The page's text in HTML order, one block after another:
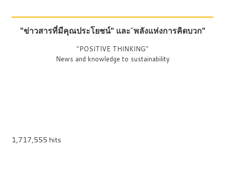
"ข่าวสารที่มีคุณประโยชน์" และ"พลังแห่งการคิดบวก"
"POSITIVE THINKING"
News and knowledge to sustainability
1,717,555 hits